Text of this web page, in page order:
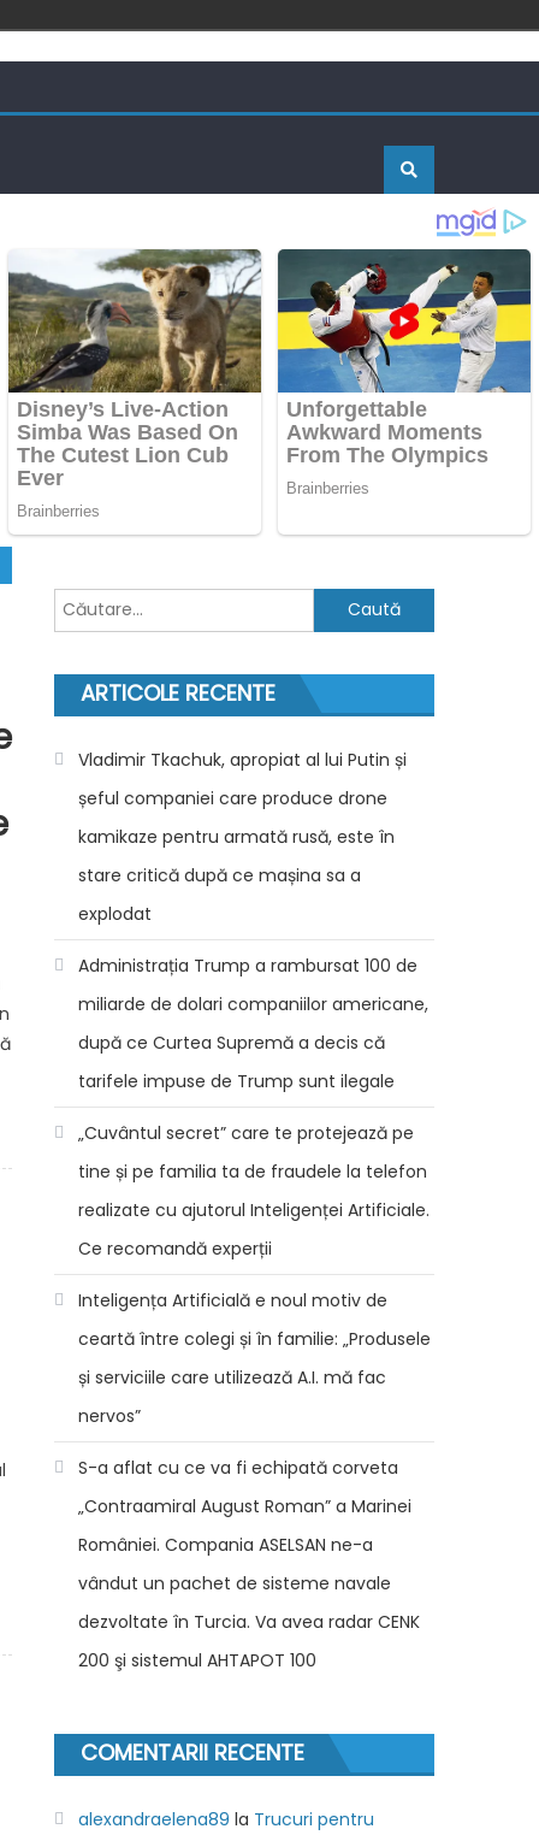
Caută
după:
ARTICOLE RECENTE
Vladimir Tkachuk, apropiat al lui Putin și
șeful companiei care produce drone
kamikaze pentru armată rusă, este în
stare critică după ce mașina sa a
explodat
Administrația Trump a rambursat 100 de
miliarde de dolari companiilor americane,
după ce Curtea Supremă a decis că
tarifele impuse de Trump sunt ilegale
„Cuvântul secret” care te protejează pe
tine și pe familia ta de fraudele la telefon
realizate cu ajutorul Inteligenței Artificiale.
Ce recomandă experții
Inteligența Artificială e noul motiv de
ceartă între colegi și în familie: „Produsele
și serviciile care utilizează A.I. mă fac
nervos”
S-a aflat cu ce va fi echipată corveta
„Contraamiral August Roman” a Marinei
României. Compania ASELSAN ne-a
vândut un pachet de sisteme navale
dezvoltate în Turcia. Va avea radar CENK
200 şi sistemul AHTAPOT 100
COMENTARII RECENTE
alexandraelena89 la Trucuri pentru